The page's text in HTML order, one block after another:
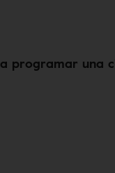
programar una